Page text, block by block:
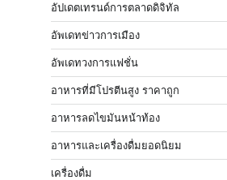
อัปเดตเทรนด์การตลาดดิจิทัล
อัพเดทข่าวการเมือง
อัพเดทวงการแฟชั่น
อาหารที่มีโปรตีนสูง ราคาถูก
อาหารลดไขมันหน้าท้อง
อาหารและเครื่องดื่มยอดนิยม
เครื่องดื่ม